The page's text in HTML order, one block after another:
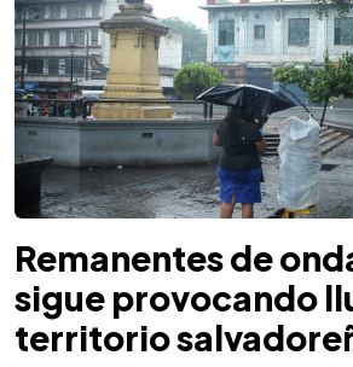
Remanentes de
sigue provocando
territorio